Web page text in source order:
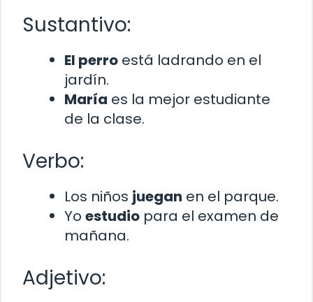
Sustantivo:
El perro está ladrando en el
jardín.
María es la mejor estudiante
de la clase.
Verbo:
Los niños juegan en el parque.
Yo estudio para el examen de
mañana.
Adjetivo: